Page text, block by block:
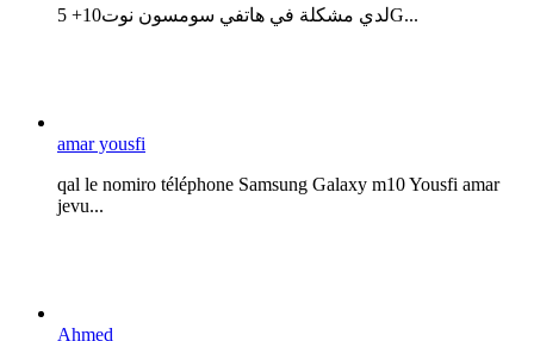
لدي مشكلة في هاتفي سومسون نوت10+ 5G...
amar yousfi
qal le nomiro téléphone Samsung Galaxy m10 Yousfi amar
jevu...
Ahmed